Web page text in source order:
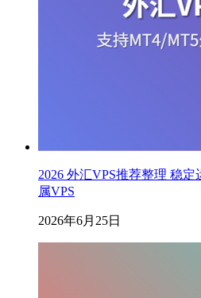
2026 外汇VPS推荐整理 稳
属VPS
2026年6月25日